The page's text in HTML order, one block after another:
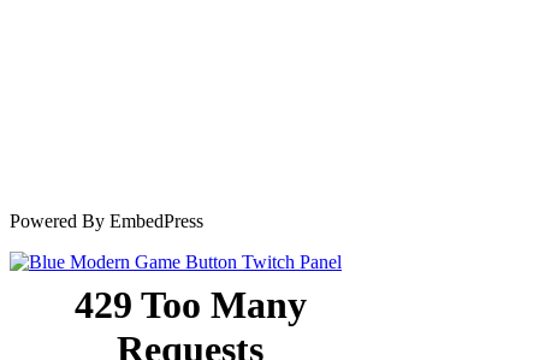
Powered By EmbedPress